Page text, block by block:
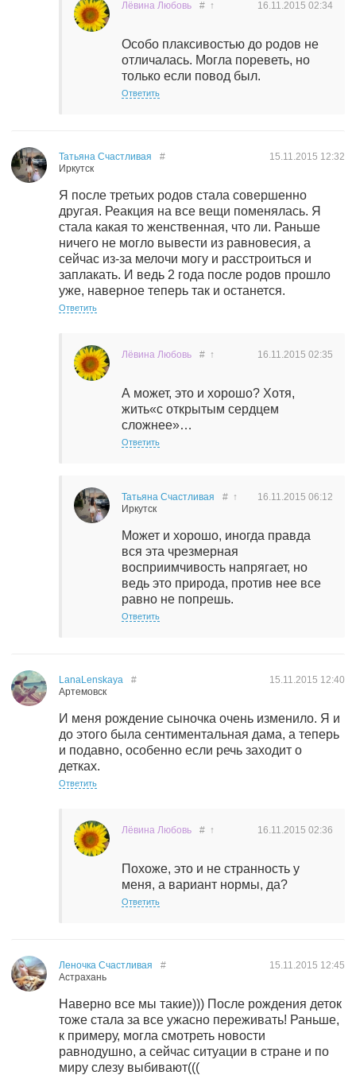
Лёвина Любовь 16.11.2015 02:34
# ↑
Особо плаксивостью до родов не
отличалась. Могла пореветь, но
только если повод был.
Ответить
Татьяна Счастливая
Иркутск
15.11.2015 12:32
#
Я после третьих родов стала совершенно
другая. Реакция на все вещи поменялась. Я
стала какая то женственная, что ли. Раньше
ничего не могло вывести из равновесия, а
сейчас из-за мелочи могу и расстроиться и
заплакать. И ведь 2 года после родов прошло
уже, наверное теперь так и останется.
Ответить
Лёвина Любовь 16.11.2015 02:35
# ↑
А может, это и хорошо? Хотя,
жить«с открытым сердцем
сложнее»…
Ответить
Татьяна Счастливая
Иркутск
16.11.2015 06:12
# ↑
Может и хорошо, иногда правда
вся эта чрезмерная
восприимчивость напрягает, но
ведь это природа, против нее все
равно не попрешь.
Ответить
LanaLenskaya
Артемовск
15.11.2015 12:40
#
И меня рождение сыночка очень изменило. Я и
до этого была сентиментальная дама, а теперь
и подавно, особенно если речь заходит о
детках.
Ответить
Лёвина Любовь 16.11.2015 02:36
# ↑
Похоже, это и не странность у
меня, а вариант нормы, да?
Ответить
Леночка Счастливая
Астрахань
15.11.2015 12:45
#
Наверно все мы такие))) После рождения деток
тоже стала за все ужасно переживать! Раньше,
к примеру, могла смотреть новости
равнодушно, а сейчас ситуации в стране и по
миру слезу выбивают(((